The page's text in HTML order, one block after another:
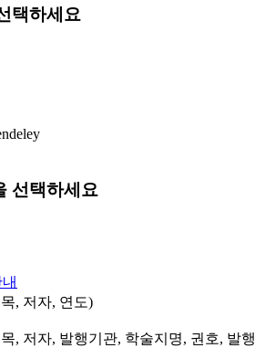
택하세요
선택하세요
, 저자, 연도)
, 저자, 발행기관, 학술지명, 권호, 발행